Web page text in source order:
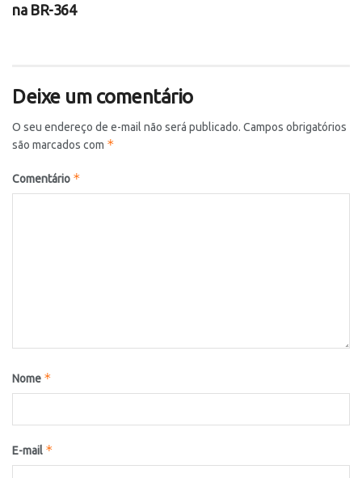
na BR-364
Deixe um comentário
O seu endereço de e-mail não será publicado. Campos obrigatórios
são marcados com *
Comentário *
Nome *
E-mail *